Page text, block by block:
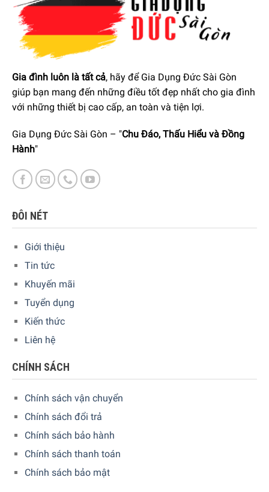
bảo vệ máy mà còn đảm bảo quá trình giặt tiết kiệm năng
lượng và tuổi thọ lâu dài cho thiết bị.
Lời khuyên hữu ích
Vui lòng tham khảo hướng dẫn sử dụng của nhà sản
Sử dụng dung dịch vệ sinh máy giặt ít nhất 3 lần/năm
để bảo vệ và bảo dưỡng.
Sử dụng dung dịch vệ sinh máy giặt hàng tháng để có
kết quả tốt nhất.
Bằng cách này, có thể ngăn ngừa các sự cố cho máy
Làm sạch bộ lọc lông tơ. Lắc đều chai trước khi sử
dụng. Tháo ngăn chứa chất tẩy rửa, ngâm 30 phút trong
dung dịch có khoảng 4 lít nước ấm và 50 ml sản phẩm,
Loại bỏ xơ vải, đá, v.v. khỏi vòng đệm cao su. Cho một ít
chất lỏng sản phẩm lên một miếng vải, lau máy và vòng
Gia đình luôn là tất cả, hãy để Gia Dụng Đức Sài Gòn
giúp bạn mang đến những điều tốt đẹp nhất cho gia đình
với những thiết bị cao cấp, an toàn và tiện lợi.
Gia Dụng Đức Sài Gòn – "Chu Đáo, Thấu Hiểu và Đồng
Hành"
ĐÔI NÉT
Giới thiệu
Tin tức
Khuyến mãi
Tuyển dụng
Kiến thức
Liên hệ
CHÍNH SÁCH
Chính sách vận chuyển
Chính sách đổi trả
Chính sách bảo hành
Chính sách thanh toán
Chính sách bảo mật